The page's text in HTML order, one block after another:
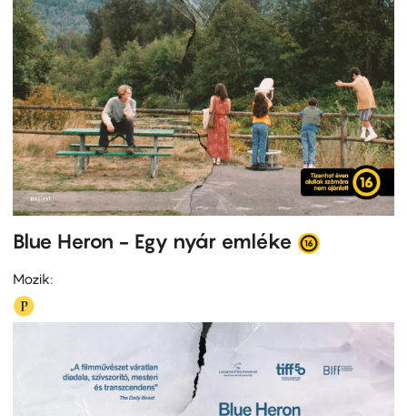
Blue Heron - Egy nyár emléke
Mozik: